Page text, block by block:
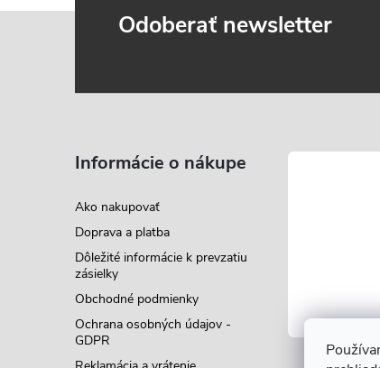
Odoberať newsletter
Informácie o nákupe
Ako nakupovať
Doprava a platba
Dôležité informácie k prevzatiu
zásielky
Obchodné podmienky
Ochrana osobných údajov -
GDPR